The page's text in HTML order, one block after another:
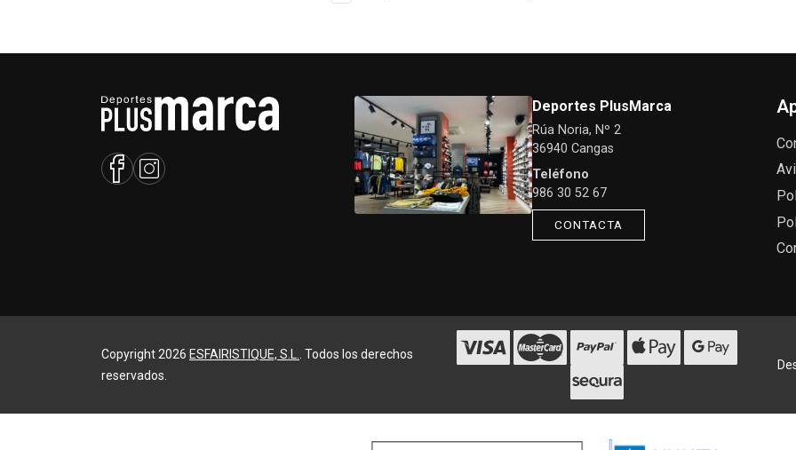
Deportes PlusMarca
Rúa Noria, Nº 2
36940 Cangas
Teléfono
986 30 52 67
CONTACTA
Copyright 2026 ESFAIRISTIQUE, S.L.
. Todos los derechos
reservados.